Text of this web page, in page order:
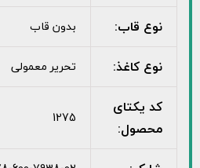
نوع قاب: بدون قاب
نوع کاغذ: تحریر معمولی
کد یکتای
محصول:
1275